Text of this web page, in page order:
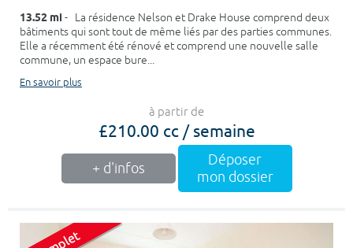
13.52 mi - La résidence Nelson et Drake House comprend deux
bâtiments qui sont tout de même liés par des parties communes.
Elle a récemment été rénové et comprend une nouvelle salle
commune, un espace bure...
En savoir plus
à partir de
£210.00 cc / semaine
+ d'infos
Déposer
mon dossier